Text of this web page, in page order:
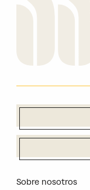
Sobre nosotros